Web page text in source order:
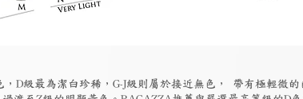
D級最為潔白珍稀，G-J級則屬於接近無色， 帶有極輕微